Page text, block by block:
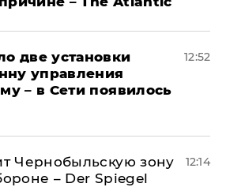
две установки
управления
– в Сети появилось
12:52
Чернобыльскую зону
– Der Spiegel
12:14